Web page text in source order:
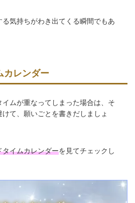
気持ちがわき出てくる瞬間でもあ
カレンダー
ムが重なってしまった場合は、そ
て、願いごとを書きだしましょ
タイムカレンダーを見てチェックし